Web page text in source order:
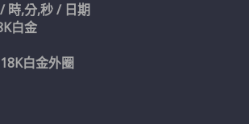
時,分,秒 / 日期
白金
白金外圈